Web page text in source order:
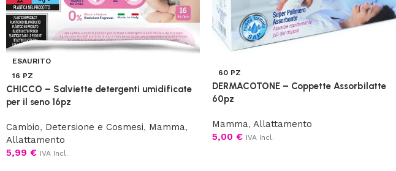
ESAURITO
16 PZ
CHICCO – Salviette detergenti umidificate
per il seno 16pz
Cambio, Detersione e Cosmesi, Mamma,
Allattamento
5,99 € IVA Incl.
60 PZ
DERMACOTONE – Coppette Assorbilatte
60pz
Mamma, Allattamento
5,00 € IVA Incl.